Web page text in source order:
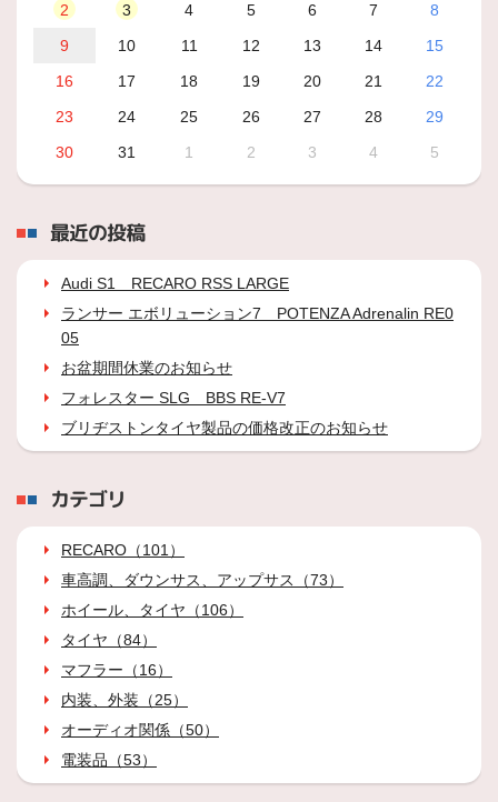
2
3 4 5 6 7
8
9
10 11 12 13 14
15
16
17 18 19 20 21
22
23
24 25 26 27 28
29
30
31 1 2 3 4 5
最近の投稿
Audi S1 RECARO RSS LARGE
ランサー エボリューション7 POTENZA Adrenalin RE0
05
お盆期間休業のお知らせ
フォレスター SLG BBS RE-V7
ブリヂストンタイヤ製品の価格改正のお知らせ
カテゴリ
RECARO（101）
車高調、ダウンサス、アップサス（73）
ホイール、タイヤ（106）
タイヤ（84）
マフラー（16）
内装、外装（25）
オーディオ関係（50）
電装品（53）